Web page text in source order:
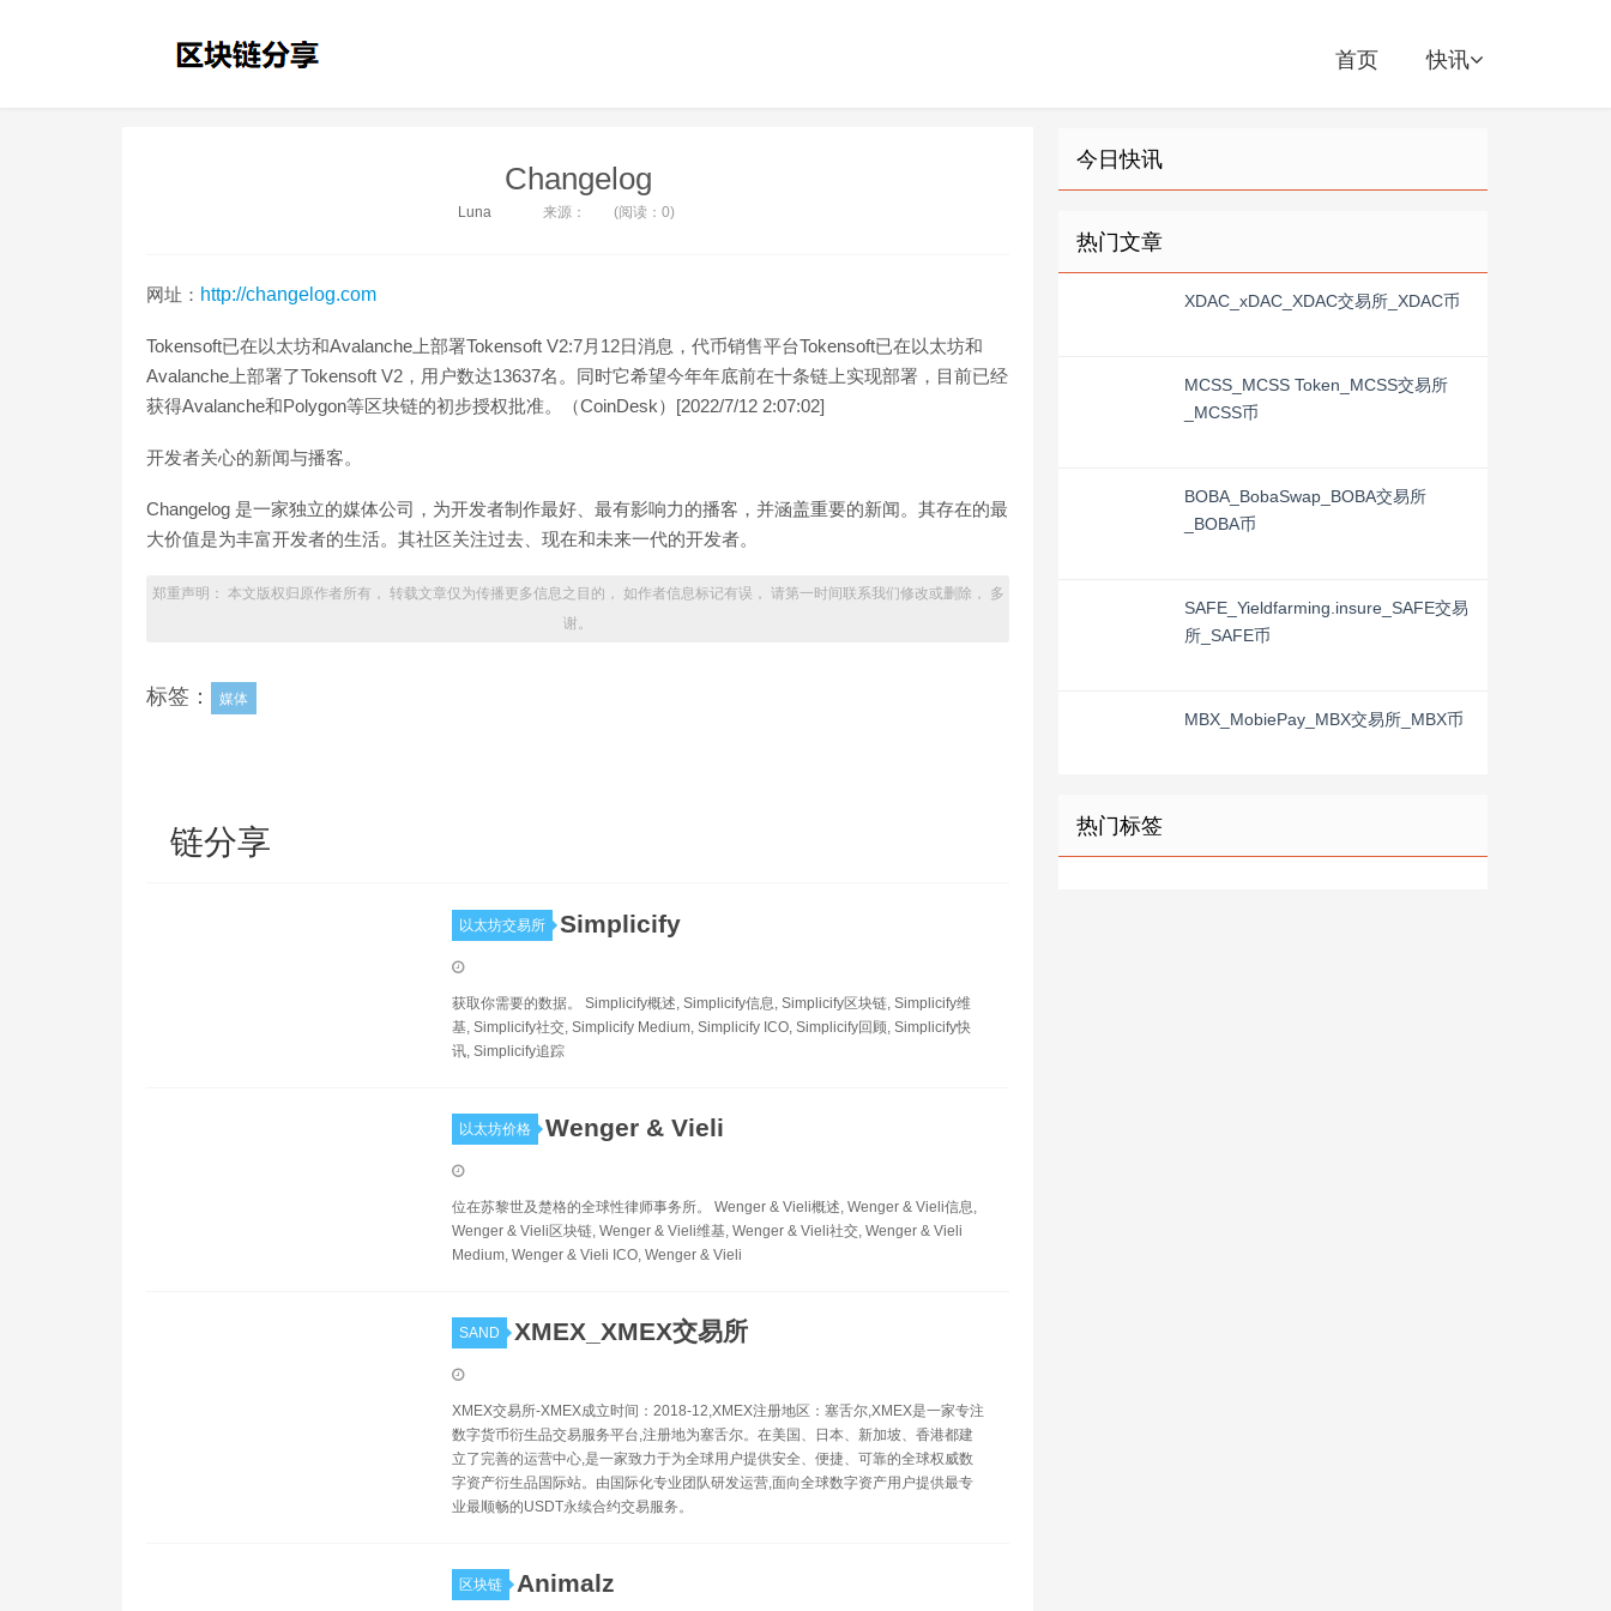
首页 快讯
Changelog
Luna 来源： (阅读：0)
网址： http://changelog.com
Tokensoft已在以太坊和Avalanche上部署Tokensoft V2:7月12日消息，代币销售平台Tokensoft已在以太坊和
Avalanche上部署了Tokensoft V2，用户数达13637名。同时它希望今年年底前在十条链上实现部署，目前已经
获得Avalanche和Polygon等区块链的初步授权批准。（CoinDesk）[2022/7/12 2:07:02]
开发者关心的新闻与播客。
Changelog 是一家独立的媒体公司，为开发者制作最好、最有影响力的播客，并涵盖重要的新闻。其存在的最
大价值是为丰富开发者的生活。其社区关注过去、现在和未来一代的开发者。
郑重声明： 本文版权归原作者所有， 转载文章仅为传播更多信息之目的， 如作者信息标记有误， 请第一时间联系我们修改或删除， 多
谢。
标签： 媒体
链分享
以太坊交易所 Simplicify
获取你需要的数据。 Simplicify概述, Simplicify信息, Simplicify区块链, Simplicify维
基, Simplicify社交, Simplicify Medium, Simplicify ICO, Simplicify回顾, Simplicify快
讯, Simplicify追踪
以太坊价格 Wenger & Vieli
位在苏黎世及楚格的全球性律师事务所。 Wenger & Vieli概述, Wenger & Vieli信息,
Wenger & Vieli区块链, Wenger & Vieli维基, Wenger & Vieli社交, Wenger & Vieli
Medium, Wenger & Vieli ICO, Wenger & Vieli
SAND XMEX_XMEX交易所
XMEX交易所-XMEX成立时间：2018-12,XMEX注册地区：塞舌尔,XMEX是一家专注
数字货币衍生品交易服务平台,注册地为塞舌尔。在美国、日本、新加坡、香港都建
立了完善的运营中心,是一家致力于为全球用户提供安全、便捷、可靠的全球权威数
字资产衍生品国际站。由国际化专业团队研发运营,面向全球数字资产用户提供最专
业最顺畅的USDT永续合约交易服务。
区块链 Animalz
今日快讯
热门文章
XDAC_xDAC_XDAC交易所_XDAC币
MCSS_MCSS Token_MCSS交易所
_MCSS币
BOBA_BobaSwap_BOBA交易所
_BOBA币
SAFE_Yieldfarming.insure_SAFE交易
所_SAFE币
MBX_MobiePay_MBX交易所_MBX币
热门标签